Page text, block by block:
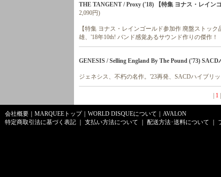
THE TANGENT / Proxy ('18) 【特集 ヨナス・レイン
2,090円)
【特集 ヨナス・レインゴールド参加作 廃盤ストッ
雄、'18年10th! バンド感覚あるサウンド作りの傑作！
GENESIS / Selling England By The Pound ('73)
ジェネシス、不朽の名作。'23再発、SACDハイブリ
1
会社概要 MARQUEEトップ｜ WORLD DISQUEについて
AVALON
特定商取引法に基づく表記
支払い方法について 配送方法･送料について